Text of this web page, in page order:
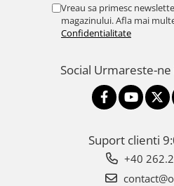
Vreau sa primesc
magazinului. Afla mai
Confidentialitate
Social Urmareste-ne
Suport clienti
+40